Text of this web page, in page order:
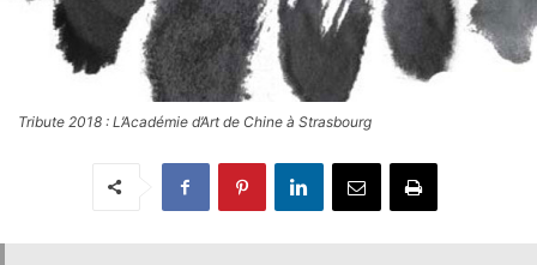
Tribute 2018 : L’Académie d’Art de Chine à Strasbourg